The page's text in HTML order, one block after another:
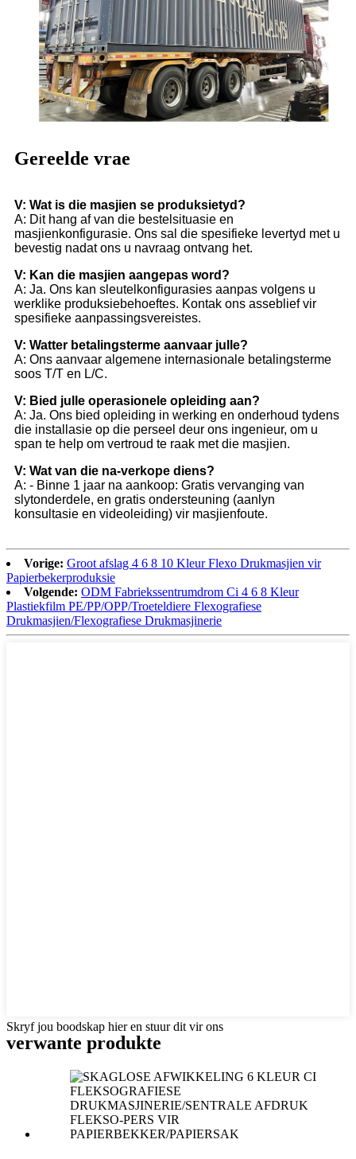
Gereelde vrae
V: Wat is die masjien se produksietyd?
A: Dit hang af van die bestelsituasie en
masjienkonfigurasie. Ons sal die spesifieke levertyd met u
bevestig nadat ons u navraag ontvang het.
V: Kan die masjien aangepas word?
A: Ja. Ons kan sleutelkonfigurasies aanpas volgens u
werklike produksiebehoeftes. Kontak ons ​​​​asseblief vir
spesifieke aanpassingsvereistes.
V: Watter betalingsterme aanvaar julle?
A: Ons aanvaar algemene internasionale betalingsterme
soos T/T en L/C.
V: Bied julle operasionele opleiding aan?
A: Ja. Ons bied opleiding in werking en onderhoud tydens
die installasie op die perseel deur ons ingenieur, om u
span te help om vertroud te raak met die masjien.
V: Wat van die na-verkope diens?
A: - Binne 1 jaar na aankoop: Gratis vervanging van
slytonderdele, en gratis ondersteuning (aanlyn
konsultasie en videoleiding) vir masjienfoute.
Vorige: Groot afslag 4 6 8 10 Kleur Flexo Drukmasjien vir
Papierbekerproduksie
Volgende: ODM Fabriekssentrumdrom Ci 4 6 8 Kleur
Plastiekfilm PE/PP/OPP/Troeteldiere Flexografiese
Drukmasjien/Flexografiese Drukmasjinerie
Skryf jou boodskap hier en stuur dit vir ons
verwante produkte